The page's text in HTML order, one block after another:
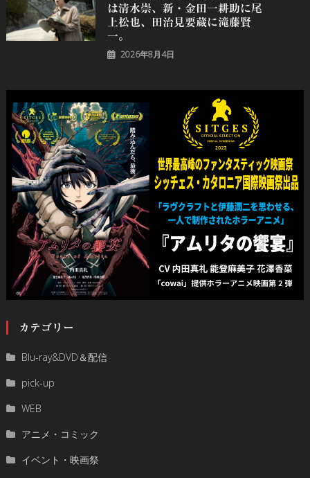
は清水崇、新・金田一耕助に尾
上松也、田治見要蔵に滝藤賢
一。
2026年8月4日
カテゴリー
Blu-ray&DVD＆配信
pick-up
WEB
アニメ・コミック
イベント・映画祭